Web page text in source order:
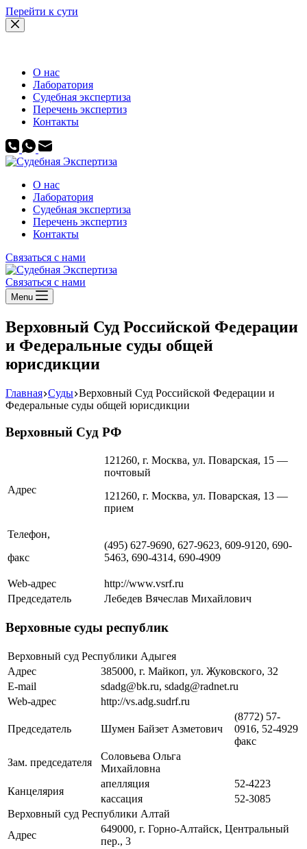
Перейти к сути
О нас
Лаборатория
Судебная экспертиза
Перечень экспертиз
Контакты
О нас
Лаборатория
Судебная экспертиза
Перечень экспертиз
Контакты
Связаться с нами
Связаться с нами
Menu
Верховный Суд Российской Федерации
и Федеральные суды общей
юрисдикции
Главная Суды Верховный Суд Российской Федерации и
Федеральные суды общей юрисдикции
Верховный Суд РФ
Адрес
121260, г. Москва, ул. Поварская, 15 —
почтовый
121260, г. Москва, ул. Поварская, 13 —
прием
Телефон,
факс
(495) 627-9690, 627-9623, 609-9120, 690-
5463, 690-4314, 690-4909
Web-адрес
http://www.vsrf.ru
Председатель
Лебедев Вячеслав Михайлович
Верховные суды республик
Верховный суд Республики Адыгея
Адрес
385000, г. Майкоп, ул. Жуковского, 32
E-mail
sdadg@bk.ru, sdadg@radnet.ru
Web-адрес
http://vs.adg.sudrf.ru
Председатель Шумен Байзет Азметович
(8772) 57-
0916, 52-4929
факс
Зам. председателя
Соловьева Ольга
Михайловна
Канцелярия
апелляция
52-4223
кассация
52-3085
Верховный суд Республики Алтай
Адрес
649000, г. Горно-Алтайск, Центральный
пер., 3